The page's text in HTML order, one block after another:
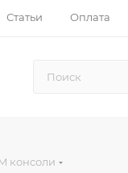
Статьи Оплата
консоли